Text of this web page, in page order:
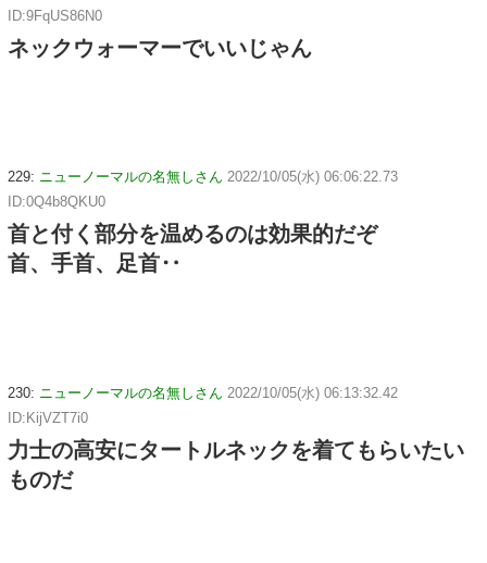
ID:9FqUS86N0
ネックウォーマーでいいじゃん
229: ニューノーマルの名無しさん 2022/10/05(水) 06:06:22.73
ID:0Q4b8QKU0
首と付く部分を温めるのは効果的だぞ
首、手首、足首‥
230: ニューノーマルの名無しさん 2022/10/05(水) 06:13:32.42
ID:KijVZT7i0
力士の高安にタートルネックを着てもらいたい
ものだ